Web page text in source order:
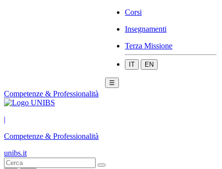
Corsi
Insegnamenti
Terza Missione
IT EN
☰
Competenze & Professionalità
|
Competenze & Professionalità
unibs.it